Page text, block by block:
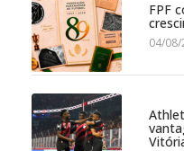
FPF
04/